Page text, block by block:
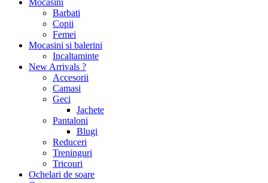
Mocasini
Barbati
Copii
Femei
Mocasini si balerini
Incaltaminte
New Arrivals ?
Accesorii
Camasi
Geci
Jachete
Pantaloni
Blugi
Reduceri
Treninguri
Tricouri
Ochelari de soare